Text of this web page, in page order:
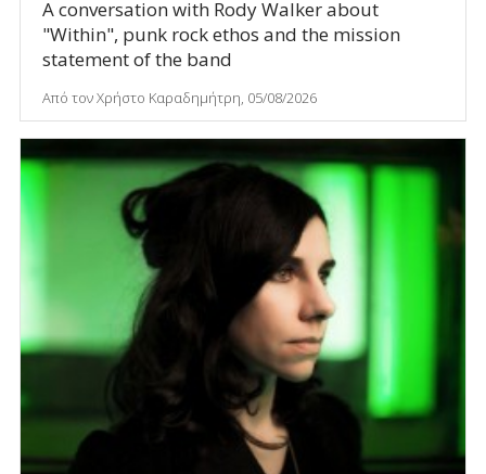
A conversation with Rody Walker about
"Within", punk rock ethos and the mission
statement of the band
Από τον Χρήστο Καραδημήτρη, 05/08/2026